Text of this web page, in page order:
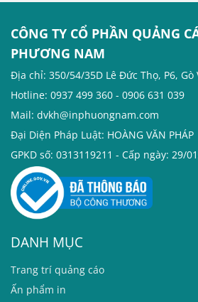
CÔNG TY CỔ PHẦN QUẢNG
PHƯƠNG NAM
Địa chỉ: 350/54/35D Lê Đức Thọ, P6, Gò
Hotline: 0937 499 360 - 0906 631 039
Mail: dvkh@inphuongnam.com
Đại Diện Pháp Luật: HOÀNG VĂN PHÁP
GPKD số: 0313119211 - Cấp ngày: 29/
DANH MỤC
Trang trí quảng cáo
Ấn phẩm in